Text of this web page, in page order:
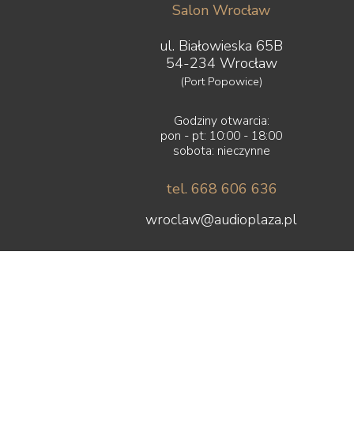
Salon Wrocław
ul. Białowieska 65B
54-234 Wrocław
(Port Popowice)
Godziny otwarcia:
pon - pt: 10:00 - 18:00
sobota: nieczynne
tel. 668 606 636
wroclaw@audioplaza.pl